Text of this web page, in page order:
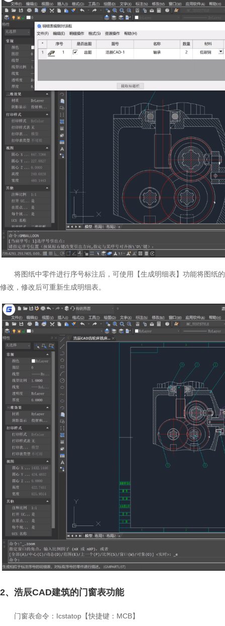
将图纸中零件进行序号标注后，可使用【生成明细表】功能将图纸
修改，修改后可重新生成明细表。
2、浩辰CAD建筑的门窗表功能
门窗表命令：Icstatop【快捷键：MCB】